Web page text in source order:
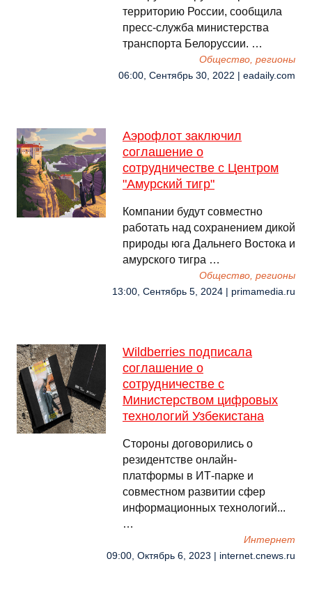
территорию России, сообщила
пресс-служба министерства
транспорта Белоруссии. …
Общество, регионы
06:00, Сентябрь 30, 2022 | eadaily.com
Аэрофлот заключил
соглашение о
сотрудничестве с Центром
"Амурский тигр"
Компании будут совместно
работать над сохранением дикой
природы юга Дальнего Востока и
амурского тигра …
Общество, регионы
13:00, Сентябрь 5, 2024 | primamedia.ru
Wildberries подписала
соглашение о
сотрудничестве с
Министерством цифровых
технологий Узбекистана
Стороны договорились о
резидентстве онлайн-
платформы в ИТ-парке и
совместном развитии сфер
информационных технологий...
…
Интернет
09:00, Октябрь 6, 2023 | internet.cnews.ru